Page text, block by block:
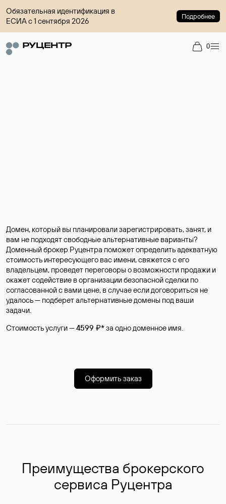
Обязательная идентификация в
ЕСИА с 1 сентября 2026
Подробнее
0
Домен, который вы планировали зарегистрировать, занят, и
вам не подходят свободные альтернативные варианты?
Доменный брокер Руцентра поможет определить адекватную
стоимость интересующего вас имени, свяжется с его
владельцем, проведет переговоры о возможности продажи и
окажет содействие в организации безопасной сделки по
согласованной с вами цене, в случае если договориться не
удалось — подберет альтернативные домены под ваши
задачи.
Стоимость услуги —4599 ₽*за одно доменное имя.
Оформить заказ
Преимущества брокерского
сервиса Руцентра